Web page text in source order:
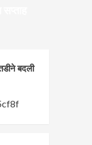
बदली